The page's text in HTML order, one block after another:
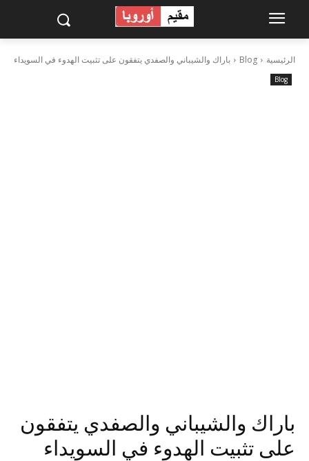
الرئيسية Blog باراك والشيباني والصفدي يتفقون على تثبيت الهدوء في السويداء
Blog
باراك والشيباني والصفدي يتفقون
على تثبيت الهدوء في السويداء